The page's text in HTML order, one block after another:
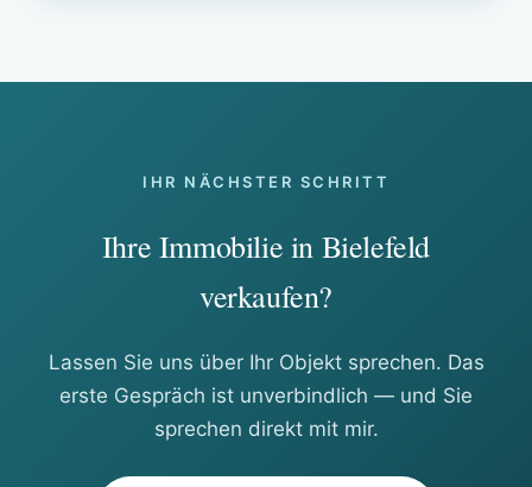
IHR NÄCHSTER SCHRITT
Ihre Immobilie in Bielefeld
verkaufen?
Lassen Sie uns über Ihr Objekt sprechen. Das
erste Gespräch ist unverbindlich — und Sie
sprechen direkt mit mir.